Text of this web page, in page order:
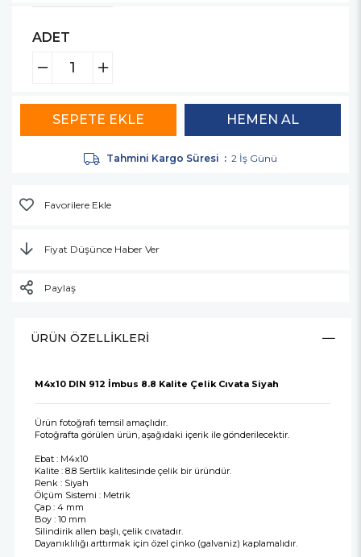
ADET
Tahmini Kargo Süresi : 2 İş Günü
Favorilere Ekle
Fiyat Düşünce Haber Ver
Paylaş
ÜRÜN ÖZELLIKLERI
M4x10 DIN 912 İmbus 8.8 Kalite Çelik Cıvata Siyah
Ürün fotoğrafı temsil amaçlıdır.
Fotoğrafta görülen ürün, aşağıdaki içerik ile gönderilecektir.
Ebat : M4x10
Kalite : 8.8 Sertlik kalitesinde çelik bir üründür.
Renk : Siyah
Ölçüm Sistemi : Metrik
Çap : 4 mm
Boy : 10 mm
Silindirik allen başlı, çelik cıvatadır.
Dayanıklılığı arttırmak için özel çinko (galvaniz) kaplamalıdır.